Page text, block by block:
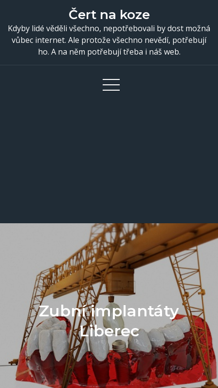
content
Čert na koze
Kdyby lidé věděli všechno, nepotřebovali by dost možná
vůbec internet. Ale protože všechno nevědí, potřebují
ho. A na něm potřebují třeba i náš web.
Zubní implantáty
Liberec